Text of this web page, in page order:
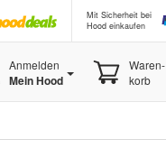
Mit Sicherheit bei
Hood einkaufen
Anmelden
Mein Hood
Waren-
korb